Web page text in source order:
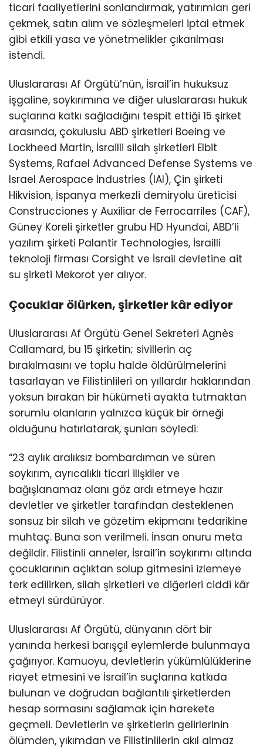
ticari faaliyetlerini sonlandırmak, yatırımları geri
çekmek, satın alım ve sözleşmeleri iptal etmek
gibi etkili yasa ve yönetmelikler çıkarılması
istendi.
Uluslararası Af Örgütü’nün, İsrail’in hukuksuz
işgaline, soykırımına ve diğer uluslararası hukuk
suçlarına katkı sağladığını tespit ettiği 15 şirket
arasında, çokuluslu ABD şirketleri Boeing ve
Lockheed Martin, İsrailli silah şirketleri Elbit
Systems, Rafael Advanced Defense Systems ve
Israel Aerospace Industries (IAI), Çin şirketi
Hikvision, İspanya merkezli demiryolu üreticisi
Construcciones y Auxiliar de Ferrocarriles (CAF),
Güney Koreli şirketler grubu HD Hyundai, ABD’li
yazılım şirketi Palantir Technologies, İsrailli
teknoloji firması Corsight ve İsrail devletine ait
su şirketi Mekorot yer alıyor.
Çocuklar ölürken, şirketler kâr ediyor
Uluslararası Af Örgütü Genel Sekreteri Agnès
Callamard, bu 15 şirketin; sivillerin aç
bırakılmasını ve toplu halde öldürülmelerini
tasarlayan ve Filistinlileri on yıllardır haklarından
yoksun bırakan bir hükümeti ayakta tutmaktan
sorumlu olanların yalnızca küçük bir örneği
olduğunu hatırlatarak, şunları söyledi:
“23 aylık aralıksız bombardıman ve süren
soykırım, ayrıcalıklı ticari ilişkiler ve
bağışlanamaz olanı göz ardı etmeye hazır
devletler ve şirketler tarafından desteklenen
sonsuz bir silah ve gözetim ekipmanı tedarikine
muhtaç. Buna son verilmeli. İnsan onuru meta
değildir. Filistinli anneler, İsrail’in soykırımı altında
çocuklarının açlıktan solup gitmesini izlemeye
terk edilirken, silah şirketleri ve diğerleri ciddi kâr
etmeyi sürdürüyor.
Uluslararası Af Örgütü, dünyanın dört bir
yanında herkesi barışçıl eylemlerde bulunmaya
çağırıyor. Kamuoyu, devletlerin yükümlülüklerine
riayet etmesini ve İsrail’in suçlarına katkıda
bulunan ve doğrudan bağlantılı şirketlerden
hesap sormasını sağlamak için harekete
geçmeli. Devletlerin ve şirketlerin gelirlerinin
ölümden, yıkımdan ve Filistinlilerin akıl almaz